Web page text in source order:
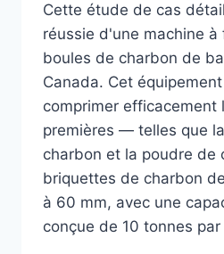
Cette étude de cas
réussie d'une machine à
boules de charbon de
Canada. Cet
comprimer efficacement
premières — telles que
charbon et la poudre
briquettes de charbon
à 60 mm, avec une
conçue de 10 tonnes par